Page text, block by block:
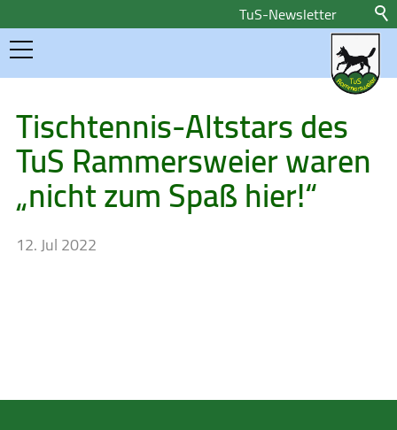
TuS-Newsletter
Aktuelles
Sportangebote
Über uns
Tischtennis-Altstars des
TuS Rammersweier waren
„nicht zum Spaß hier!“
12. Jul 2022